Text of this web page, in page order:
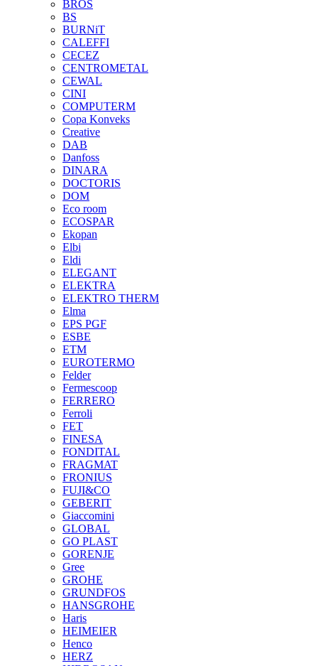
BROS
BS
BURNiT
CALEFFI
CECEZ
CENTROMETAL
CEWAL
CINI
COMPUTERM
Copa Konveks
Creative
DAB
Danfoss
DINARA
DOCTORIS
DOM
Eco room
ECOSPAR
Ekopan
Elbi
Eldi
ELEGANT
ELEKTRA
ELEKTRO THERM
Elma
EPS PGF
ESBE
ETM
EUROTERMO
Felder
Fermescoop
FERRERO
Ferroli
FET
FINESA
FONDITAL
FRAGMAT
FRONIUS
FUJI&CO
GEBERIT
Giaccomini
GLOBAL
GO PLAST
GORENJE
Gree
GROHE
GRUNDFOS
HANSGROHE
Haris
HEIMEIER
Henco
HERZ